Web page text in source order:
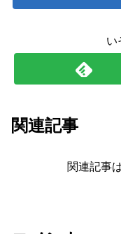
い
関連記事
関連記事